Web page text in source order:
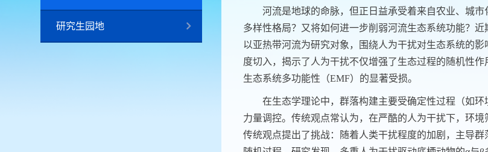
研究生园地
河流是地球的命脉，但正日益承受着来自农业、城
多样性格局？又将如何进一步削弱河流生态系统功能？ 近
以亚热带河流为研究对象，围绕人为干扰对生态系统的
度切入， 揭示了人为干扰不仅增强了生态过程的随机性作
生态系统多功能性（EMF）的显著受损。
在生态学理论中，群落构建主要受确定性过程（如环
力量调控。传统观点常认为，在严酷的人为干扰下，环境
传统观点提出了挑战：
随着人类干扰程度的加剧，主导群